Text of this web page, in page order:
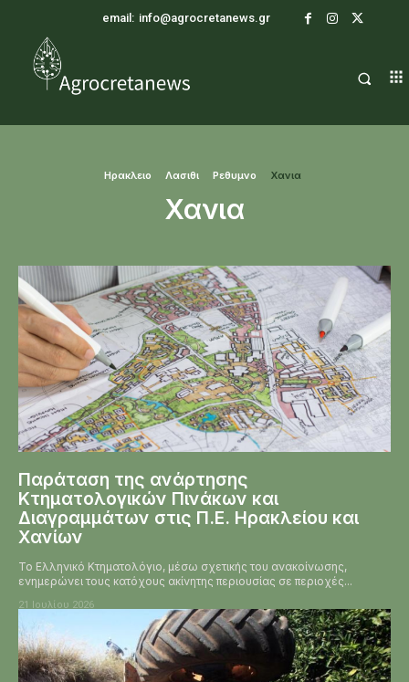
email: info@agrocretanews.gr
Ηρακλειο Λασιθι Ρεθυμνο Χανια
Χανια
Παράταση της ανάρτησης
Κτηματολογικών Πινάκων και
Διαγραμμάτων στις Π.Ε. Ηρακλείου και
Χανίων
Το Ελληνικό Κτηματολόγιο, μέσω σχετικής του ανακοίνωσης,
ενημερώνει τους κατόχους ακίνητης περιουσίας σε περιοχές...
21 Ιουλίου 2026